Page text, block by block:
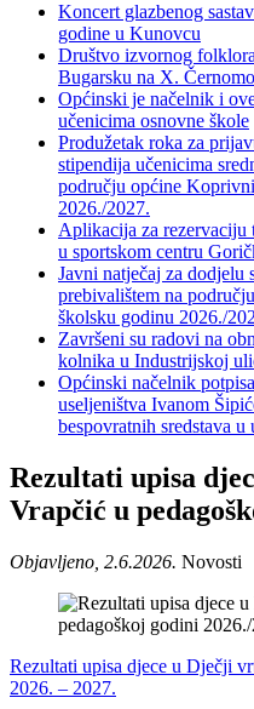
Koncert glazbenog
godine u Kunovcu
Društvo izvornog
Bugarsku na X.
Općinski je načelnik i
učenicima osnovne škole
Produžetak roka za
stipendija učenicima
području općine
2026./2027.
Aplikacija za rezervaciju
u sportskom centru
Javni natječaj za dodjelu
prebivalištem na
školsku godinu 2026./
Završeni su radovi na
kolnika u Industrijskoj
Općinski načelnik
useljeništva Ivanom
bespovratnih sredstava
Rezultati upisa
Vrapčić u
Objavljeno, 2.6.2026. Novosti
Rezultati upisa djece u Dječji
2026. – 2027.